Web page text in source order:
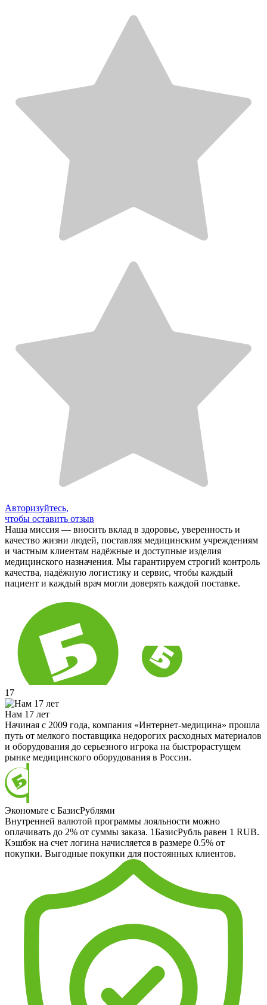
Авторизуйтесь,
чтобы оставить отзыв
Наша миссия — вносить вклад в здоровье, уверенность и
качество жизни людей, поставляя медицинским учреждениям
и частным клиентам надёжные и доступные изделия
медицинского назначения. Мы гарантируем строгий контроль
качества, надёжную логистику и сервис, чтобы каждый
пациент и каждый врач могли доверять каждой поставке.
17
Нам 17 лет
Начиная с 2009 года, компания «Интернет-медицина» прошла
путь от мелкого поставщика недорогих расходных материалов
и оборудования до серьезного игрока на быстрорастущем
рынке медицинского оборудования в России.
Экономьте с БазисРублями
Внутренней валютой программы лояльности можно
оплачивать до 2% от суммы заказа. 1БазисРубль равен 1 RUB.
Кэшбэк на счет логина начисляется в размере 0.5% от
покупки. Выгодные покупки для постоянных клиентов.